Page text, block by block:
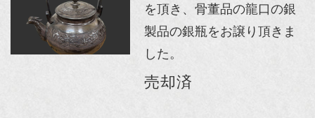
を頂き、骨董品の龍口の銀
製品の銀瓶をお譲り頂きま
した。
売却済